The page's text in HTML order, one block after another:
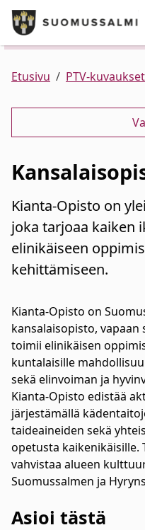
Siirry pääsisältöön
Puhelinluettelo/
Palvelut
Ajankohtaista
Verkkokauppa
Kunta ja hallinto
Asuminen ja
Varhaiskasvatus ja
Elinvoima
Kulttuuri, vapaa-
Etusivu PTV-kuvaukset
Kianta-Opisto on
joka tarjoaa kaiken
elinikäiseen
kehittämiseen.
Kianta-Opisto on
kansalaisopisto,
toimii elinikäisen
kuntalaisille
sekä elinvoiman ja
Kianta-Opisto edistää
järjestämällä
taideaineiden sekä
opetusta kaikenikäisille.
vahvistaa alueen
Suomussalmen ja
Asioi tästä